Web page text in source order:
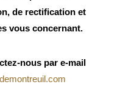
de rectification et
vous concernant.
nous par e-mail